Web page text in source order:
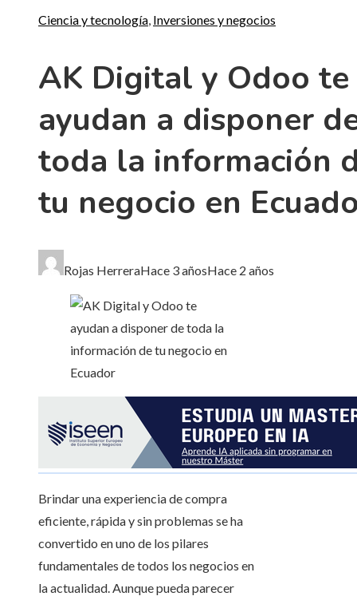
Ciencia y tecnología, Inversiones y negocios
AK Digital y Odoo te
ayudan a disponer
toda la información
tu negocio en
Rojas HerreraHace 3 añosHace 2 años
Brindar una experiencia de compra
eficiente, rápida y sin problemas se ha
convertido en uno de los pilares
fundamentales de todos los negocios en
la actualidad. Aunque pueda parecer